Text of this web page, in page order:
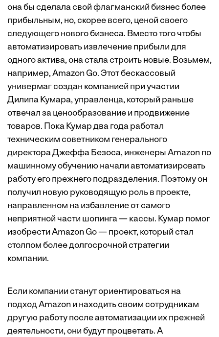
она бы сделала свой флагманский бизнес более
прибыльным, но, скорее всего, ценой своего
следующего нового бизнеса. Вместо того чтобы
автоматизировать извлечение прибыли для
одного актива, она стала строить новые. Возьмем,
например, Amazon Go. Этот бескассовый
универмаг создан компанией при участии
Дилипа Кумара, управленца, который раньше
отвечал за ценообразование и продвижение
товаров. Пока Кумар два года работал
техническим советником генерального
директора Джеффа Безоса, инженеры Amazon по
машинному обучению начали автоматизировать
работу его прежнего подразделения. Поэтому он
получил новую руководящую роль в проекте,
направленном на избавление от самого
неприятной части шопинга — кассы. Кумар помог
изобрести Amazon Go — проект, который стал
столпом более долгосрочной стратегии
компании.
Если компании станут ориентироваться на
подход Amazon и находить своим сотрудникам
другую работу после автоматизации их прежней
деятельности, они будут процветать. А